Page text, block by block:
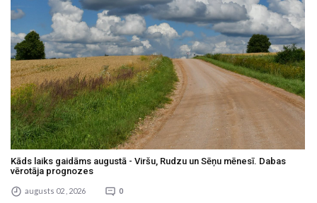
Kāds laiks gaidāms augustā - Viršu, Rudzu un Sēņu mēnesī. Dabas
vērotāja prognozes
augusts 02 , 2026 0